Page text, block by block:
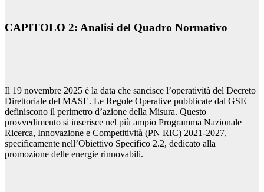
CAPITOLO 2: Analisi del Quadro Normativo
Il 19 novembre 2025 è la data che sancisce l’operatività del Decreto
Direttoriale del MASE. Le Regole Operative pubblicate dal GSE
definiscono il perimetro d’azione della Misura. Questo
provvedimento si inserisce nel più ampio Programma Nazionale
Ricerca, Innovazione e Competitività (PN RIC) 2021-2027,
specificamente nell’Obiettivo Specifico 2.2, dedicato alla
promozione delle energie rinnovabili.